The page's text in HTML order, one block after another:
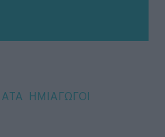
ΗΜΙΑΓΩΓΟΙ